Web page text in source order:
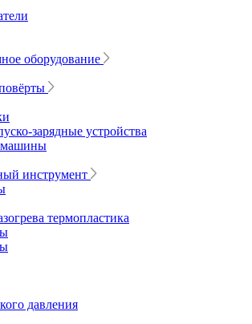
оборудование
зарядные устройства
машины
инструмент
термопластика
давления